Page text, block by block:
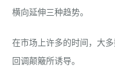
横向延伸三种趋势。
在市场上许多的时间，大
回调颠簸所诱导。